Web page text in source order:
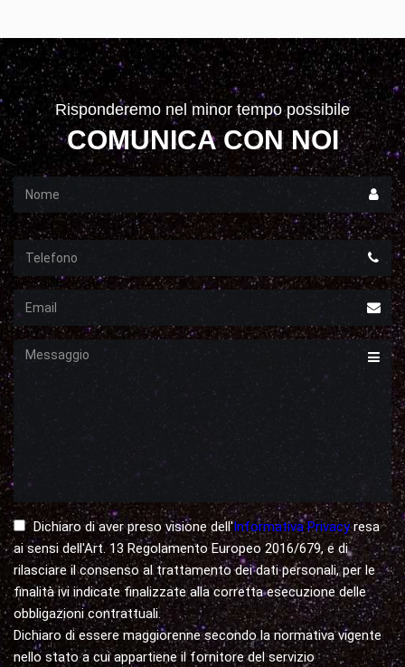
Risponderemo nel minor tempo possibile
COMUNICA CON NOI
Nome
Email
Messaggio
Dichiaro di aver preso visione dell'Informativa Privacyresa
ai sensi dell'Art. 13 Regolamento Europeo 2016/679, e di
rilasciare il consenso al trattamento dei dati personali, per le
finalità ivi indicate finalizzate alla corretta esecuzione delle
obbligazioni contrattuali.
Dichiaro di essere maggiorenne secondo la normativa vigente
nello stato a cui appartiene il fornitore del servizio